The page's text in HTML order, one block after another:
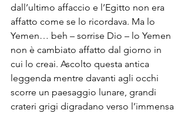
dall’ultimo affaccio e l’Egitto non era
affatto come se lo ricordava. Ma lo
Yemen… beh – sorrise Dio – lo Yemen
non è cambiato affatto dal giorno in
cui lo creai. Ascolto questa antica
leggenda mentre davanti agli occhi
scorre un paesaggio lunare, grandi
crateri grigi digradano verso l’immensa